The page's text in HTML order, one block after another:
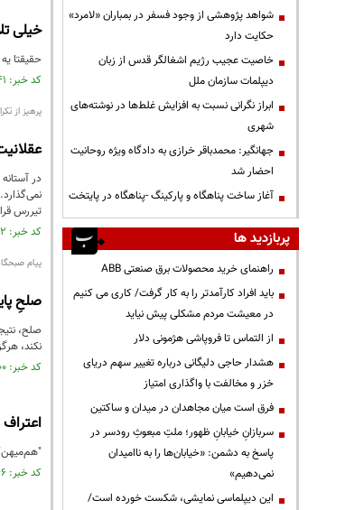
خیلی
حقیقتا
کد خبر: ۸۷۸۶۴۱ تاریخ انتشار : ۱۴۰۴/۰۹/۲۷
پرهیز از
در
تیررس
کد خبر: ۸۷۸۳۹۲ تاریخ انتشار : ۱۴۰۴/۰۹/۲۲
پیام
صلحِ
صلح،
نکند،
کد خبر: ۸۷۷۵۰۰ تاریخ انتشار : ۱۴۰۴/۰۹/۰۴
اعتراف
"هم‌میهن" امروز در سرمقاله
کد خبر: ۸۷۳۸۴۶ تاریخ انتشار : ۱۴۰۴/۰۶/۲۶
شواهد پژوهشی از وجود فسفر در بمباران «لامرد»
حکایت دارد
خاصیت عجیب رژیم اشغالگر قدس از زبان
دیپلمات سازمان ملل
ابراز نگرانی نسبت به افزایش غلط‌ها در نوشته‌های
شهری
جهانگیر: محمدباقر خرازی به دادگاه ویژه روحانیت
احضار شد
آغاز ساخت پناهگاه و پارکینگ -پناهگاه در پایتخت
پربازدید ها
راهنمای خرید محصولات برق صنعتی ABB
باید افراد کارآمدتر را به کار گرفت/ کاری می کنیم
در معیشت مردم مشکلی پیش نیاید
از التماس تا فروپاشی هژمونی دلار
هشدار حاجی دلیگانی درباره تغییر سهم دریای
خزر و مخالفت با واگذاری امتیاز
فرق است میان مجاهدان در میدان و ساکتین
سربازانِ خیابانِ ظهور؛ ملتِ مبعوثِ رودسر در
پاسخ به دشمن: «خیابان‌ها را به ناامیدان
نمی‌دهیم»
این دیپلماسی نمایشی، شکست خورده است/